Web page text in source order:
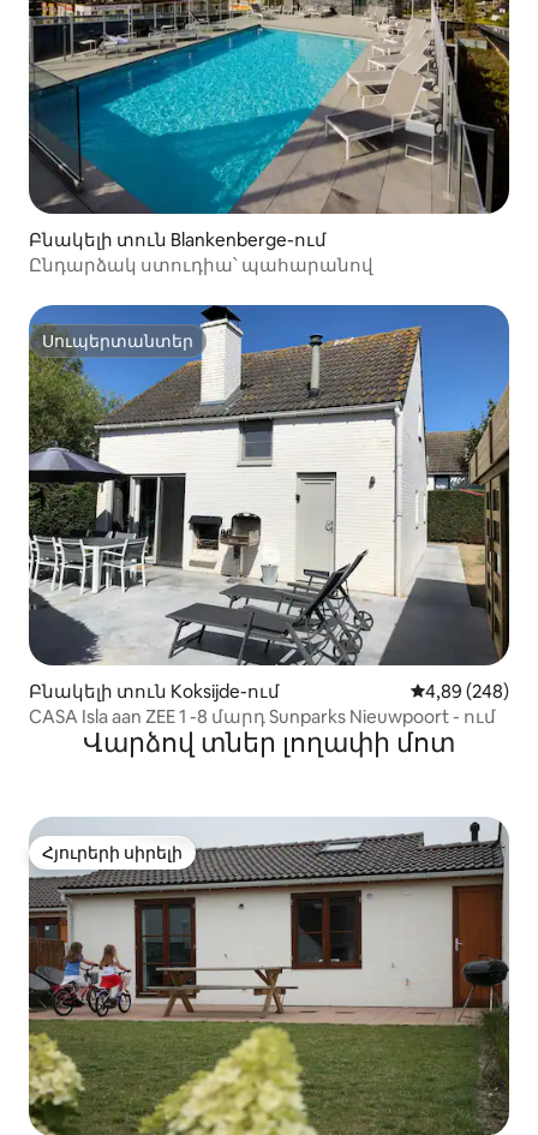
Բնակելի տուն Blankenberge-ում
Ընդարձակ ստուդիա՝ պահարանով
Սուպերտանտեր
Սուպերտանտեր
Բնակելի տուն Koksijde-ում Միջին
4,89 (248)
CASA Isla aan ZEE 1 -8 մարդ Sunparks Nieuwpoort - ում
Վարձով տներ լողափի մոտ
Հյուրերի սիրելի
Հյուրերի սիրելի